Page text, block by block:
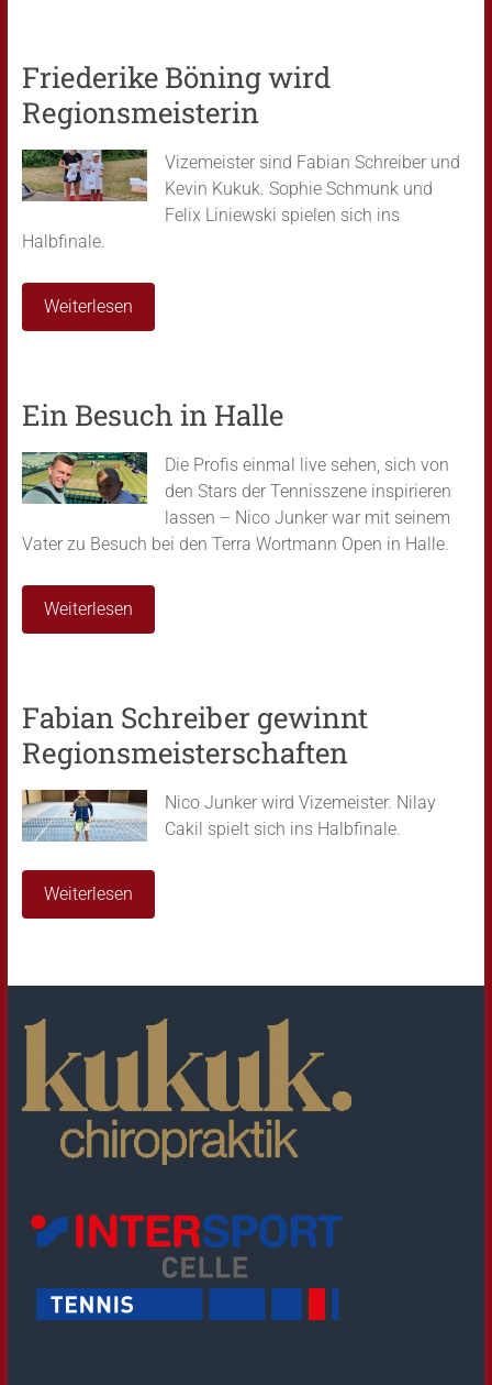
Friederike Böning wird
Regionsmeisterin
Vizemeister sind Fabian Schreiber und
Kevin Kukuk. Sophie Schmunk und
Felix Liniewski spielen sich ins
Halbfinale.
Weiterlesen
Ein Besuch in Halle
Die Profis einmal live sehen, sich von
den Stars der Tennisszene inspirieren
lassen – Nico Junker war mit seinem
Vater zu Besuch bei den Terra Wortmann Open in Halle.
Weiterlesen
Fabian Schreiber gewinnt
Regionsmeisterschaften
Nico Junker wird Vizemeister. Nilay
Cakil spielt sich ins Halbfinale.
Weiterlesen